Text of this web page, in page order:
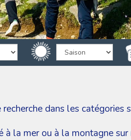
dans les catégories
la mer ou à la montagne sur